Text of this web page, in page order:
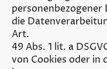
die
Art.
49 Abs. 1 lit. a
von Cookies oder